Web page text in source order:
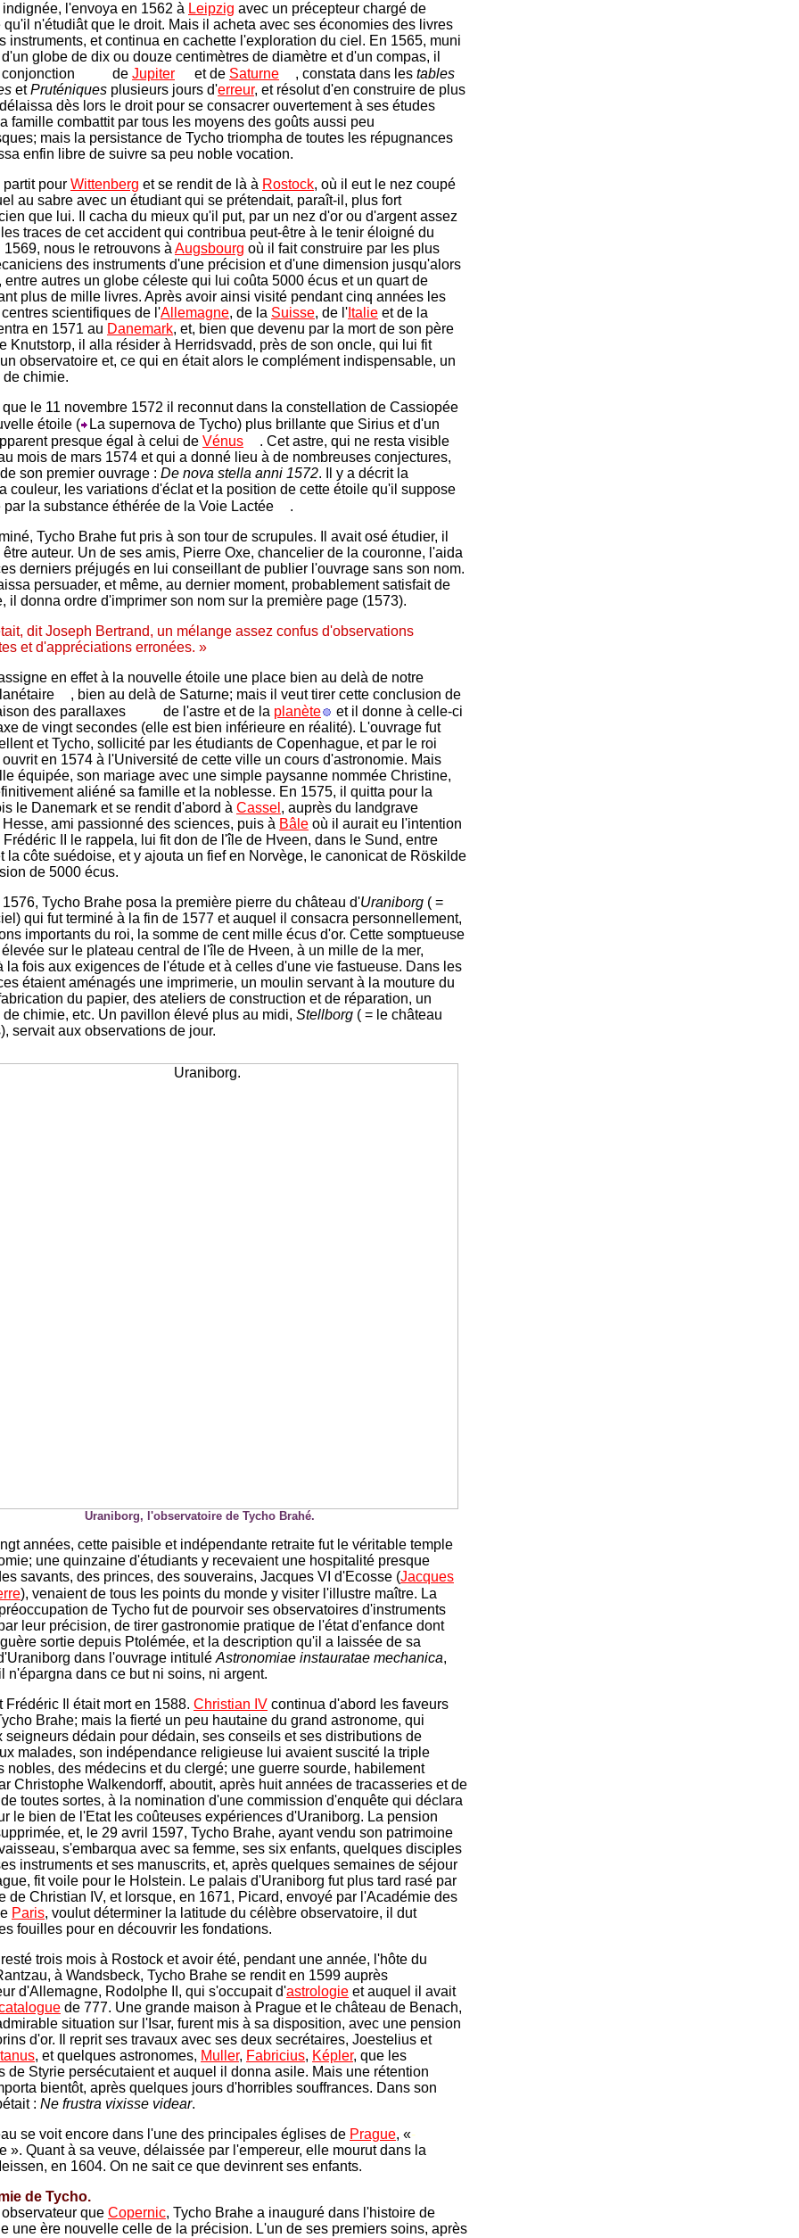
l'envoya en 1562 à Leipzig avec un précepteur chargé de
qu'il n'étudiât que le droit. Mais il acheta avec ses économies des livres
instruments, et continua en cachette l'exploration du ciel. En 1565, muni
globe de dix ou douze centimètres de diamètre et d'un compas, il
de Jupiter et de Saturne , constata dans les tables
etPruténiques plusieurs jours d'erreur, et résolut d'en construire de plus
dès lors le droit pour se consacrer ouvertement à ses études
famille combattit par tous les moyens des goûts aussi peu
mais la persistance de Tycho triompha de toutes les répugnances
enfin libre de suivre sa peu noble vocation.
pour Wittenberg et se rendit de là à Rostock, où il eut le nez coupé
au sabre avec un étudiant qui se prétendait, paraît-il, plus fort
que lui. Il cacha du mieux qu'il put, par un nez d'or ou d'argent assez
traces de cet accident qui contribua peut-être à le tenir éloigné du
1569, nous le retrouvons à Augsbourg où il fait construire par les plus
des instruments d'une précision et d'une dimension jusqu'alors
entre autres un globe céleste qui lui coûta 5000 écus et un quart de
plus de mille livres. Après avoir ainsi visité pendant cinq années les
scientifiques de l'Allemagne, de la Suisse, de l' Italie et de la
en 1571 au Danemark, et, bien que devenu par la mort de son père
Knutstorp, il alla résider à Herridsvadd, près de son oncle, qui lui fit
observatoire et, ce qui en était alors le complément indispensable, un
chimie.
le 11 novembre 1572 il reconnut dans la constellation de Cassiopée
étoile (
La supernova de Tycho) plus brillante que Sirius et d'un
presque égal à celui de Vénus
. Cet astre, qui ne resta visible
mois de mars 1574 et qui a donné lieu à de nombreuses conjectures,
son premier ouvrage : De nova stella anni 1572. Il y a décrit la
couleur, les variations d'éclat et la position de cette étoile qu'il suppose
par la substance éthérée de la Voie Lactée
.
Tycho Brahe fut pris à son tour de scrupules. Il avait osé étudier, il
auteur. Un de ses amis, Pierre Oxe, chancelier de la couronne, l'aida
derniers préjugés en lui conseillant de publier l'ouvrage sans son nom.
persuader, et même, au dernier moment, probablement satisfait de
il donna ordre d'imprimer son nom sur la première page (1573).
dit Joseph Bertrand, un mélange assez confus d'observations
et d'appréciations erronées. »
en effet à la nouvelle étoile une place bien au delà de notre
, bien au delà de Saturne; mais il veut tirer cette conclusion de
des parallaxes
de l'astre et de la planète
et il donne à celle-ci
de vingt secondes (elle est bien inférieure en réalité). L'ouvrage fut
et Tycho, sollicité par les étudiants de Copenhague, et par le roi
en 1574 à l'Université de cette ville un cours d'astronomie. Mais
équipée, son mariage avec une simple paysanne nommée Christine,
aliéné sa famille et la noblesse. En 1575, il quitta pour la
le Danemark et se rendit d'abord à Cassel , auprès du landgrave
ami passionné des sciences, puis à Bâle où il aurait eu l'intention
Frédéric II le rappela, lui fit don de l'île de Hveen, dans le Sund, entre
la côte suédoise, et y ajouta un fief en Norvège, le canonicat de Röskilde
de 5000 écus.
Tycho Brahe posa la première pierre du château d'Uraniborg ( =
qui fut terminé à la fin de 1577 et auquel il consacra personnellement,
importants du roi, la somme de cent mille écus d'or. Cette somptueuse
sur le plateau central de l'île de Hveen, à un mille de la mer,
la fois aux exigences de l'étude et à celles d'une vie fastueuse. Dans les
étaient aménagés une imprimerie, un moulin servant à la mouture du
du papier, des ateliers de construction et de réparation, un
chimie, etc. Un pavillon élevé plus au midi, Stellborg ( = le château
servait aux observations de jour.
Uraniborg, l'observatoire de Tycho Brahé.
années, cette paisible et indépendante retraite fut le véritable temple
une quinzaine d'étudiants y recevaient une hospitalité presque
savants, des princes, des souverains, Jacques VI d'Ecosse (Jacques
), venaient de tous les points du monde y visiter l'illustre maître. La
de Tycho fut de pourvoir ses observatoires d'instruments
leur précision, de tirer gastronomie pratique de l'état d'enfance dont
sortie depuis Ptolémée, et la description qu'il a laissée de sa
dans l'ouvrage intituléAstronomiae instauratae mechanica,
n'épargna dans ce but ni soins, ni argent.
Frédéric Il était mort en 1588. Christian IV continua d'abord les faveurs
Brahe; mais la fierté un peu hautaine du grand astronome, qui
seigneurs dédain pour dédain, ses conseils et ses distributions de
malades, son indépendance religieuse lui avaient suscité la triple
nobles, des médecins et du clergé; une guerre sourde, habilement
Christophe Walkendorff, aboutit, après huit années de tracasseries et de
toutes sortes, à la nomination d'une commission d'enquête qui déclara
le bien de l'Etat les coûteuses expériences d'Uraniborg. La pension
et, le 29 avril 1597, Tycho Brahe, ayant vendu son patrimoine
s'embarqua avec sa femme, ses six enfants, quelques disciples
instruments et ses manuscrits, et, après quelques semaines de séjour
fit voile pour le Holstein. Le palais d'Uraniborg fut plus tard rasé par
de Christian IV, et lorsque, en 1671, Picard, envoyé par l'Académie des
Paris, voulut déterminer la latitude du célèbre observatoire, il dut
fouilles pour en découvrir les fondations.
trois mois à Rostock et avoir été, pendant une année, l'hôte du
à Wandsbeck, Tycho Brahe se rendit en 1599 auprès
d'Allemagne, Rodolphe II, qui s'occupait d'astrologie et auquel il avait
de 777. Une grande maison à Prague et le château de Benach,
situation sur l'Isar, furent mis à sa disposition, avec une pension
d'or. Il reprit ses travaux avec ses deux secrétaires, Joestelius et
, et quelques astronomes, Muller, Fabricius, Képler, que les
de Styrie persécutaient et auquel il donna asile. Mais une rétention
bientôt, après quelques jours d'horribles souffrances. Dans son
: Ne frustra vixisse videar.
se voit encore dans l'une des principales églises de Prague, «-
». Quant à sa veuve, délaissée par l'empereur, elle mourut dans la
en 1604. On ne sait ce que devinrent ses enfants.
de Tycho.
que Copernic, Tycho Brahe a inauguré dans l'histoire de
une ère nouvelle celle de la précision. L'un de ses premiers soins, après